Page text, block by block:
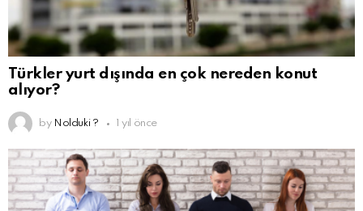
Türkler yurt dışında en çok nereden konut
alıyor?
by Nolduki ? 1 yıl önce